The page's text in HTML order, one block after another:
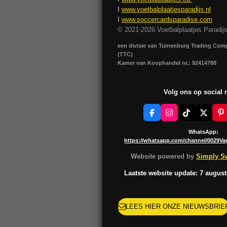
www.voetbalplaatjesparadijs.nl
www.soccercardsparadise.com
© 2021-2026 Voetbalplaatjes Paradijs
een divisie van Tuinenburg Trading
(TTC)
Kamer van Koophandel nr.: 92414788
Volg ons op social
F
a
e
b
o
o
I
n
t
a
g
r
m
T
k
T
o
k
X
P
i
t
e
r
e
t
WhatsApp:
https://whatsapp.com/channel/
Website powered bySimply
Laatste website update: 7
LEES HIER ONZE